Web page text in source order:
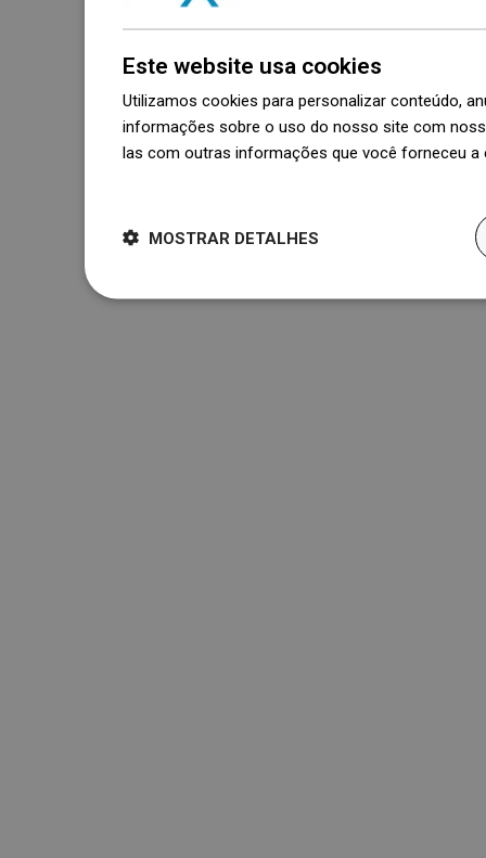
Este website usa cookies
Utilizamos cookies para personalizar conteúdo,
informações sobre o uso do nosso site com
las com outras informações que você forneceu
MOSTRAR DETALHES